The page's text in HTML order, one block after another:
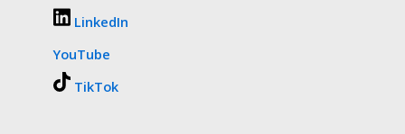
LinkedIn
YouTube
TikTok